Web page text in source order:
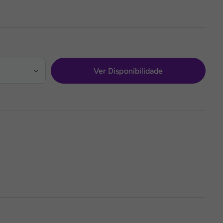
Ver Disponibilidade